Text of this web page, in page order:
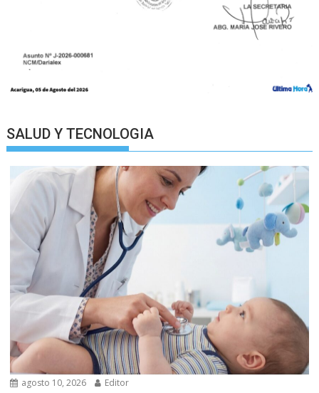
SALUD Y TECNOLOGIA
agosto 10, 2026 Editor